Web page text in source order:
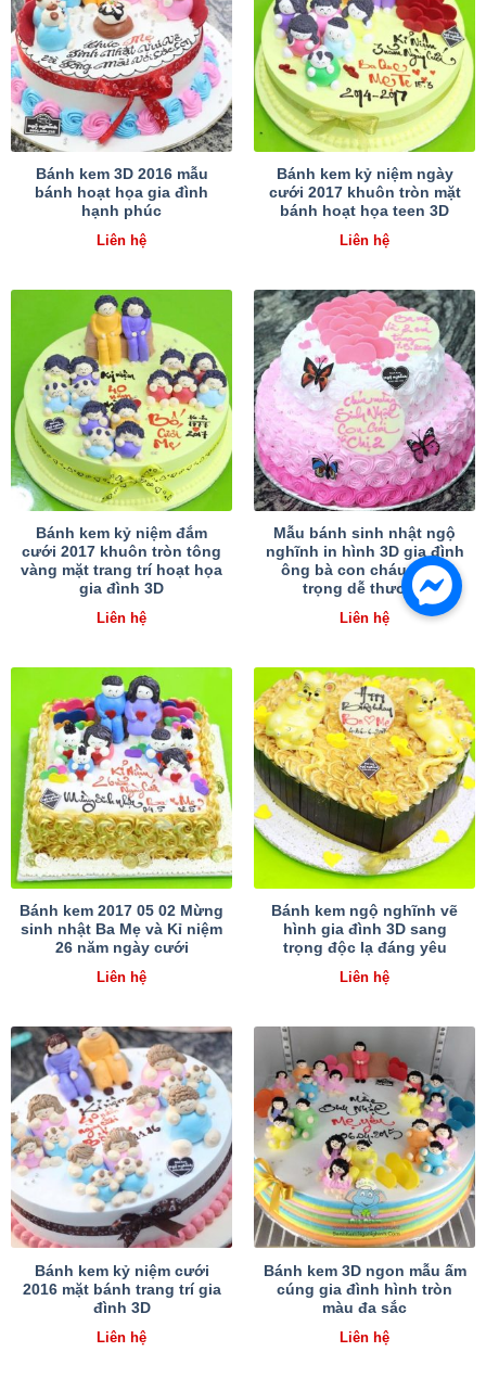
Bánh kem 3D 2016 mẫu
bánh hoạt họa gia đình
hạnh phúc
Liên hệ
Bánh kem kỷ niệm ngày
cưới 2017 khuôn tròn mặt
bánh hoạt họa teen 3D
Liên hệ
Bánh kem kỷ niệm đắm
cưới 2017 khuôn tròn tông
vàng mặt trang trí hoạt họa
gia đình 3D
Liên hệ
Mẫu bánh sinh nhật ngộ
nghĩnh in hình 3D gia đình
ông bà con cháu sang
trọng dễ thương
Liên hệ
Bánh kem 2017 05 02 Mừng
sinh nhật Ba Mẹ và Kỉ niệm
26 năm ngày cưới
Liên hệ
Bánh kem ngộ nghĩnh vẽ
hình gia đình 3D sang
trọng độc lạ đáng yêu
Liên hệ
Bánh kem kỷ niệm cưới
2016 mặt bánh trang trí gia
đình 3D
Liên hệ
Bánh kem 3D ngon mẫu ấm
cúng gia đình hình tròn
màu đa sắc
Liên hệ